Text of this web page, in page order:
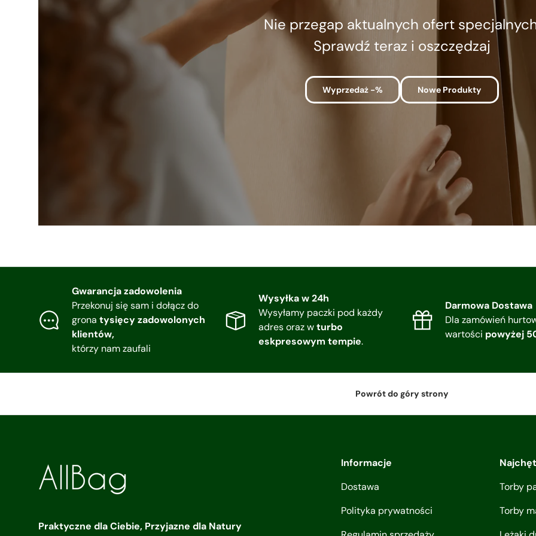
Nie przegap aktualnych ofert
Sprawdź teraz i oszczędzaj
Wyprzedaż -% Nowe Produkty
Gwarancja zadowolenia
Przekonuj się sam i dołącz do
grona tysięcy zadowolonych
klientów,
którzy nam zaufali
Wysyłka w 24h
Wysyłamy paczki pod każdy
adres oraz wturbo
eskpresowym tempie.
Darmowa Dostawa
Dla zamówień
wartości powyżej
Powrót do góry strony
Praktyczne dla Ciebie, Przyjazne dla Natury
Informacje
Dostawa
Polityka prywatności
Torby
Torby